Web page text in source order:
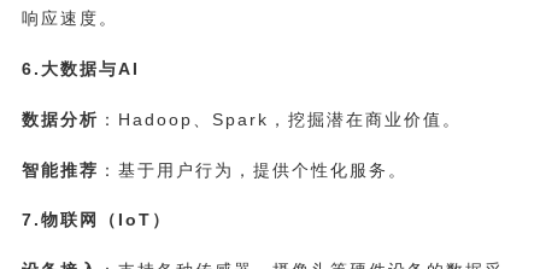
响应速度。
6.大数据与AI
数据分析 ：Hadoop、Spark，挖掘潜在商业价值。
智能推荐 ：基于用户行为，提供个性化服务。
7.物联网（IoT）